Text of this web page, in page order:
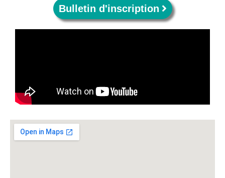
Bulletin d'inscription